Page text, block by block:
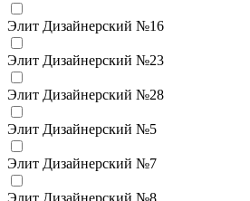
Элит Дизайнерский №16
Элит Дизайнерский №23
Элит Дизайнерский №28
Элит Дизайнерский №5
Элит Дизайнерский №7
Элит Дизайнерский №8